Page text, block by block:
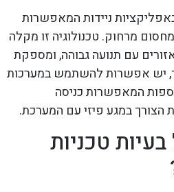
ניידות המאפשרות
מרחוק. טכנולוגיה זו מקלה
עם תנועה גבוהה, ומספקת
יש אפשרות להשתמש במערכות
המאפשרות כניסה
במגע פיזי עם המערכת.
טכניות